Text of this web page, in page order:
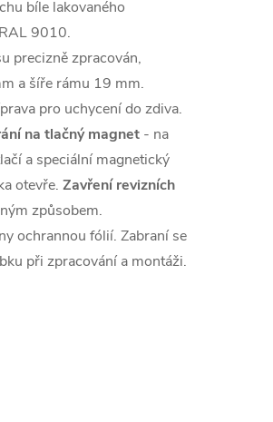
bíle lakovaného
9010.
precizně zpracován,
a šíře rámu 19 mm.
pro uchycení do zdiva.
na tlačný magnet - na
a speciální magnetický
otevře. Zavření revizních
způsobem.
ochrannou fólií. Zabraní se
při zpracování a montáži.